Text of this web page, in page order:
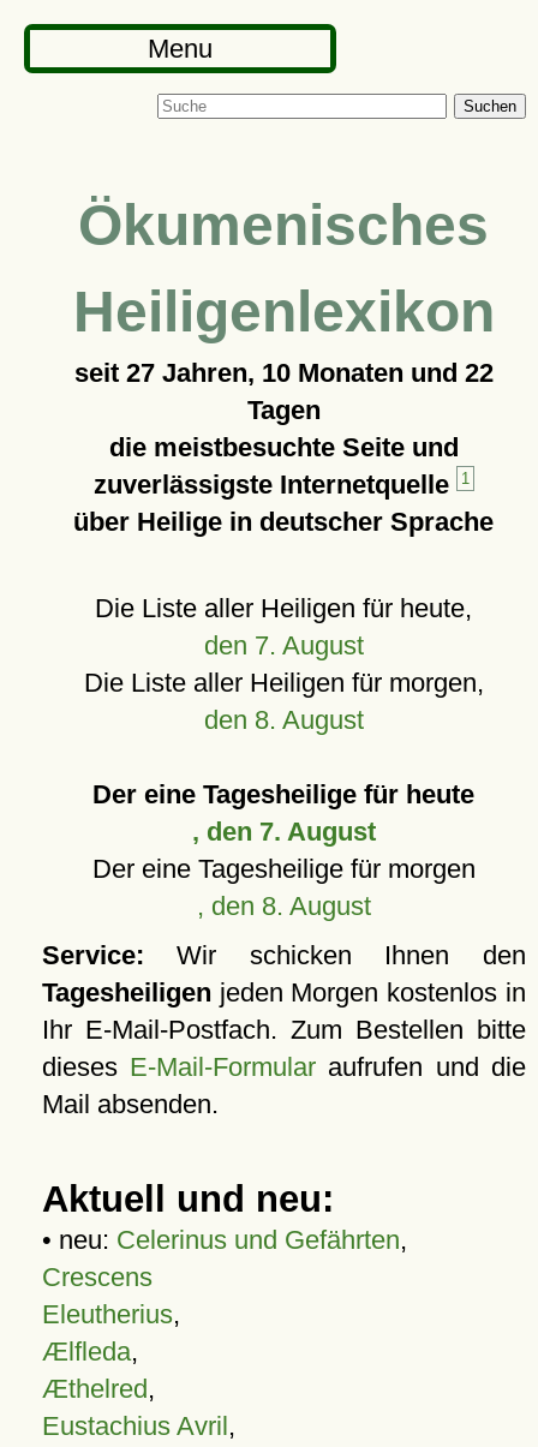
Menu
Suchen
Ökumenisches
Heiligenlexikon
seit 27 Jahren, 10 Monaten und 22
Tagen
die meistbesuchte Seite und
zuverlässigste Internetquelle
1
über Heilige in deutscher Sprache
Die Liste aller Heiligen für heute,
den 7. August
Die Liste aller Heiligen für morgen,
den 8. August
Der eine Tagesheilige für heute
, den 7. August
Der eine Tagesheilige für morgen
, den 8. August
Service: Wir schicken Ihnen den
Tagesheiligen jeden Morgen kostenlos in
Ihr E-Mail-Postfach. Zum Bestellen bitte
dieses E-Mail-Formular aufrufen und die
Mail absenden.
Aktuell und neu:
• neu: Celerinus und Gefährten,
Crescens
Eleutherius,
Ælfleda,
Æthelred,
Eustachius Avril,